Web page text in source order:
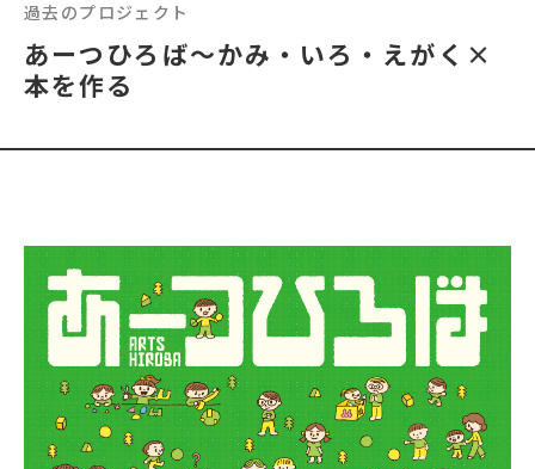
過去のプロジェクト
あーつひろば～かみ・いろ・えがく×
本を作る